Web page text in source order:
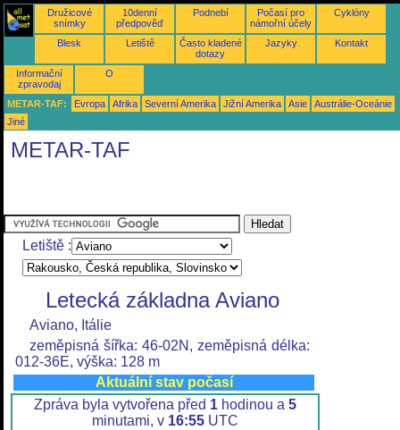
Družicové
snímky
10denní
předpověď
Podnebí
Počasí pro
námořní účely
Cyklóny
Blesk Letiště
Často kladené
dotazy
Jazyky Kontakt
Informační
zpravodaj
O
METAR-TAF: Evropa Afrika Severní Amerika Jižní Amerika Asie
Austrálie-Oceánie
Jiné
METAR-TAF
Letiště :
Letecká základna Aviano
Aviano, Itálie
zeměpisná šířka: 46-02N, zeměpisná délka:
012-36E, výška: 128 m
Aktuální stav počasí
Zpráva byla vytvořena před 1 hodinou a 5
minutami, v 16:55 UTC